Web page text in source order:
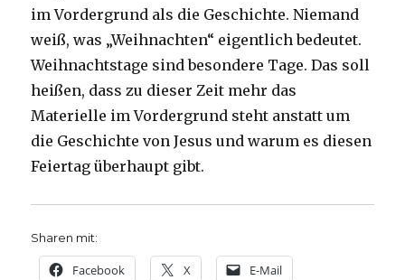
im Vordergrund als die Geschichte. Niemand
weiß, was „Weihnachten“ eigentlich bedeutet.
Weihnachtstage sind besondere Tage. Das soll
heißen, dass zu dieser Zeit mehr das
Materielle im Vordergrund steht anstatt um
die Geschichte von Jesus und warum es diesen
Feiertag überhaupt gibt.
Sharen mit:
Facebook X E-Mail